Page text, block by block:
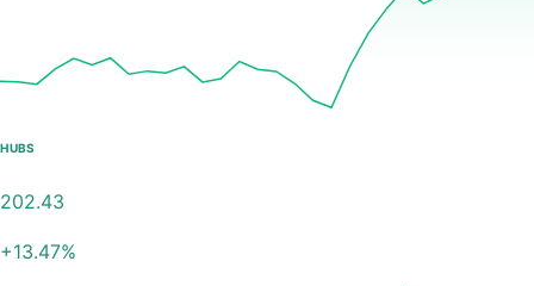
HUBS
202.43
+13.47%